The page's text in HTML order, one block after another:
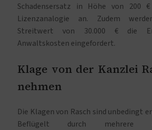
Schadensersatz in Höhe von 200
Lizenzanalogie an. Zudem
Streitwert von 30.000 € die
Anwaltskosten eingefordert.
Klage von der Kanzlei
nehmen
Die Klagen von Rasch sind unbedingt
Beflügelt durch mehrere